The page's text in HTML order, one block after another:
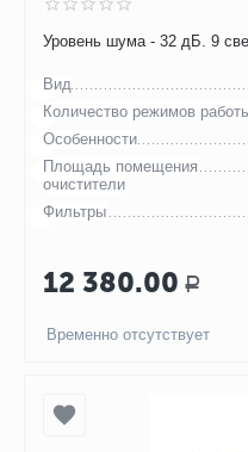
Уровень шума - 32 дБ. 9
Вид
Количество режимов
Особенности
Площадь помещения
очистители
Фильтры
12 380.00 Р
Временно отсутствует